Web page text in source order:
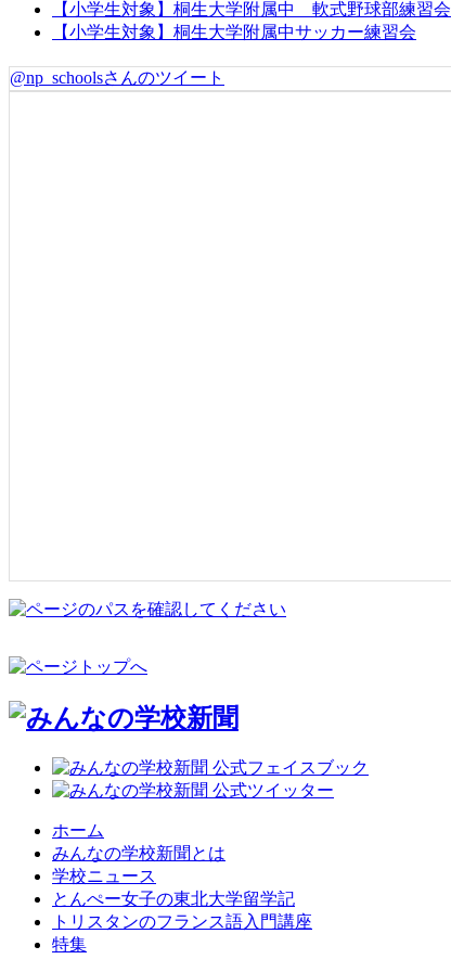
【小学生対象】桐生大学附属中 軟式野球部練習会
【小学生対象】桐生大学附属中サッカー練習会
@np_schoolsさんのツイート
ホーム
みんなの学校新聞とは
学校ニュース
とんぺー女子の東北大学留学記
トリスタンのフランス語入門講座
特集